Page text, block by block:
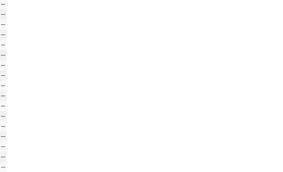
--
--
--
--
--
--
--
--
--
--
--
--
--
--
--
--
--